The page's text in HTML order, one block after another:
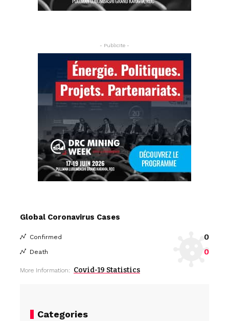
- Publicite -
Global Coronavirus Cases
Confirmed 0
Death 0
More Information: Covid-19 Statistics
Categories